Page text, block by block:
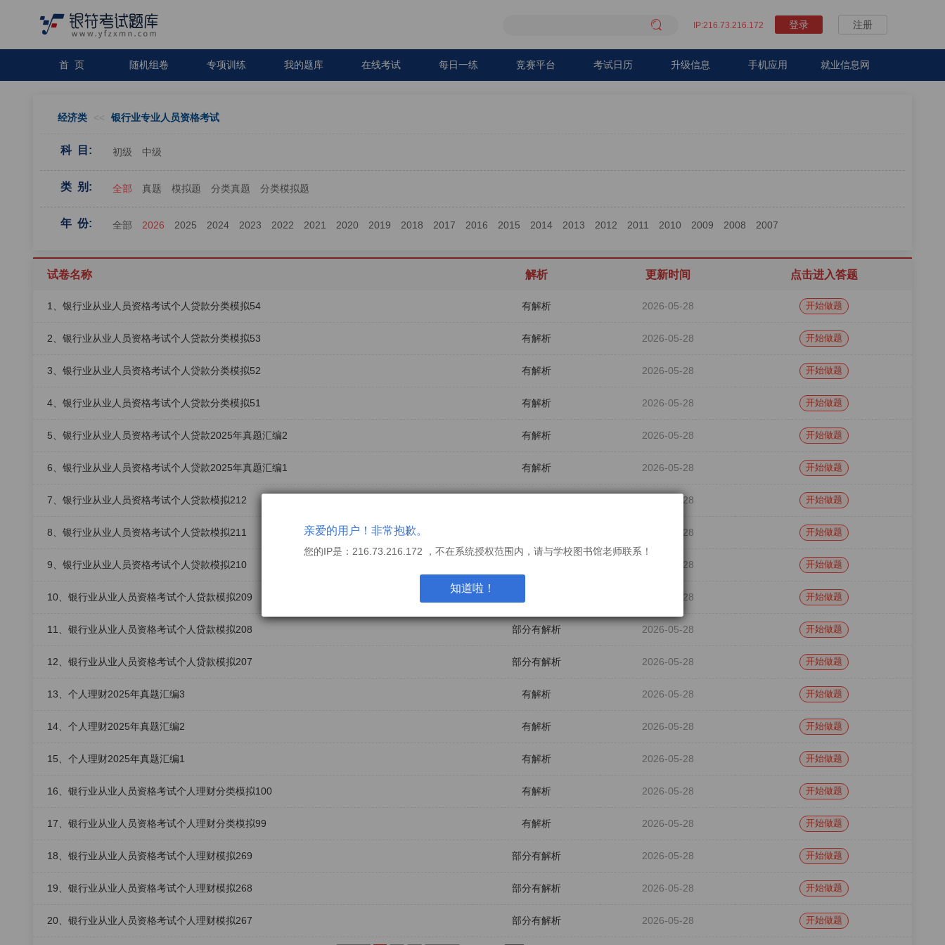
IP:216.73.216.172 登录 注册

首 页 随机组卷 专项训练 我的题库 在线考试 每日一练 竞赛平台 考试日历 升级信息 手机应用 就业信息网
亲爱的用户！非常抱歉。
您的IP是：216.73.216.172 ，不在系统授权范围内，请与学校图书馆老师联系！
知道啦！
经济类 << 银行业专业人员资格考试
科 目: 初级 中级
类 别: 全部 真题 模拟题 分类真题 分类模拟题
年 份: 全部 2026 2025 2024 2023 2022 2021 2020 2019 2018 2017 2016 2015 2014 2013 2012 2011 2010 2009 2008 2007
试卷名称 解析 更新时间 点击进入答题
1、银行业从业人员资格考试个人贷款分类模拟54 有解析 2026-05-28 开始做题
2、银行业从业人员资格考试个人贷款分类模拟53 有解析 2026-05-28 开始做题
3、银行业从业人员资格考试个人贷款分类模拟52 有解析 2026-05-28 开始做题
4、银行业从业人员资格考试个人贷款分类模拟51 有解析 2026-05-28 开始做题
5、银行业从业人员资格考试个人贷款2025年真题汇编2 有解析 2026-05-28 开始做题
6、银行业从业人员资格考试个人贷款2025年真题汇编1 有解析 2026-05-28 开始做题
7、银行业从业人员资格考试个人贷款模拟212 2026-05-28 开始做题
8、银行业从业人员资格考试个人贷款模拟211 2026-05-28 开始做题
9、银行业从业人员资格考试个人贷款模拟210 2026-05-28 开始做题
10、银行业从业人员资格考试个人贷款模拟209 2026-05-28 开始做题
11、银行业从业人员资格考试个人贷款模拟208 部分有解析 2026-05-28 开始做题
12、银行业从业人员资格考试个人贷款模拟207 部分有解析 2026-05-28 开始做题
13、个人理财2025年真题汇编3 有解析 2026-05-28 开始做题
14、个人理财2025年真题汇编2 有解析 2026-05-28 开始做题
15、个人理财2025年真题汇编1 有解析 2026-05-28 开始做题
16、银行业从业人员资格考试个人理财分类模拟100 有解析 2026-05-28 开始做题
17、银行业从业人员资格考试个人理财分类模拟99 有解析 2026-05-28 开始做题
18、银行业从业人员资格考试个人理财模拟269 部分有解析 2026-05-28 开始做题
19、银行业从业人员资格考试个人理财模拟268 部分有解析 2026-05-28 开始做题
20、银行业从业人员资格考试个人理财模拟267 部分有解析 2026-05-28 开始做题